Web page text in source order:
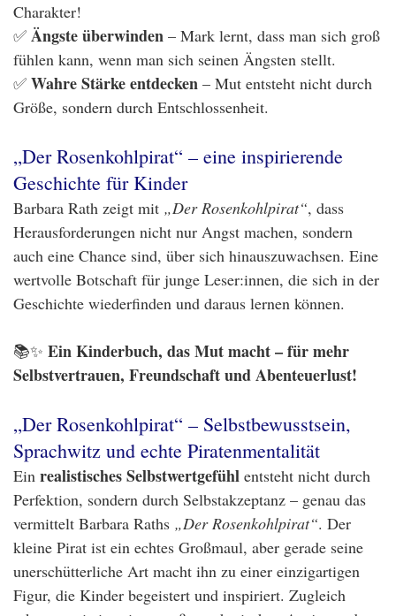
Charakter!
✅ Ängste überwinden – Mark lernt, dass man sich groß
fühlen kann, wenn man sich seinen Ängsten stellt.
✅ Wahre Stärke entdecken – Mut entsteht nicht durch
Größe, sondern durch Entschlossenheit.
„Der Rosenkohlpirat“ – eine inspirierende
Geschichte für Kinder
Barbara Rath zeigt mit „Der Rosenkohlpirat“, dass
Herausforderungen nicht nur Angst machen, sondern
auch eine Chance sind, über sich hinauszuwachsen. Eine
wertvolle Botschaft für junge Leser:innen, die sich in der
Geschichte wiederfinden und daraus lernen können.
📚✨ Ein Kinderbuch, das Mut macht – für mehr
Selbstvertrauen, Freundschaft und Abenteuerlust!
„Der Rosenkohlpirat“ – Selbstbewusstsein,
Sprachwitz und echte Piratenmentalität
Ein realistisches Selbstwertgefühl entsteht nicht durch
Perfektion, sondern durch Selbstakzeptanz – genau das
vermittelt Barbara Raths „Der Rosenkohlpirat“. Der
kleine Pirat ist ein echtes Großmaul, aber gerade seine
unerschütterliche Art macht ihn zu einer einzigartigen
Figur, die Kinder begeistert und inspiriert. Zugleich